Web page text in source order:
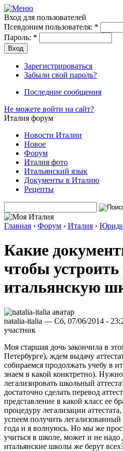
Вход для пользователей
Псевдоним пользователя: *
Пароль: *
Зарегистрироваться
Забыли свой пароль?
Последние сообщения
Не можете войти на сайт?
Италия форум
Новости Италии
Новое
Форум
Италия фото
Итальянский язык
Документы в Италию
Рецепты
Главная › Форум › Италия ›
Какие
чтобы устроить
итальянскую
natalia-italia — Сб, 07/06/2014 -
участник
Моя старшая дочь закончила в
Петербурге), ждем выдачу
собираемся продолжать учебу в
знаем в какой конктретно).
легализировать школьный
достаточно сделать перевод
представление в какой класс ее
процедуру легализации
успеем получить
года и я волнуюсь. Но мы же
учиться в школе, может и не надо
итальянские школы же берут